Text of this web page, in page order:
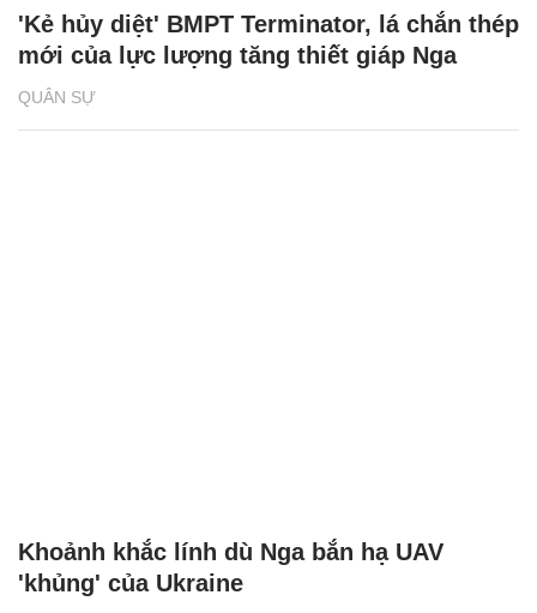
QUÂN SỰ
'Kẻ hủy diệt' BMPT Terminator, lá chắn thép
mới của lực lượng tăng thiết giáp Nga
Khoảnh khắc lính dù Nga bắn hạ UAV
'khủng' của Ukraine